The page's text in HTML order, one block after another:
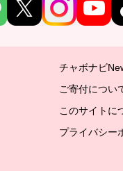
チャボナビ
ご寄付につい
このサイトに
プライバシー